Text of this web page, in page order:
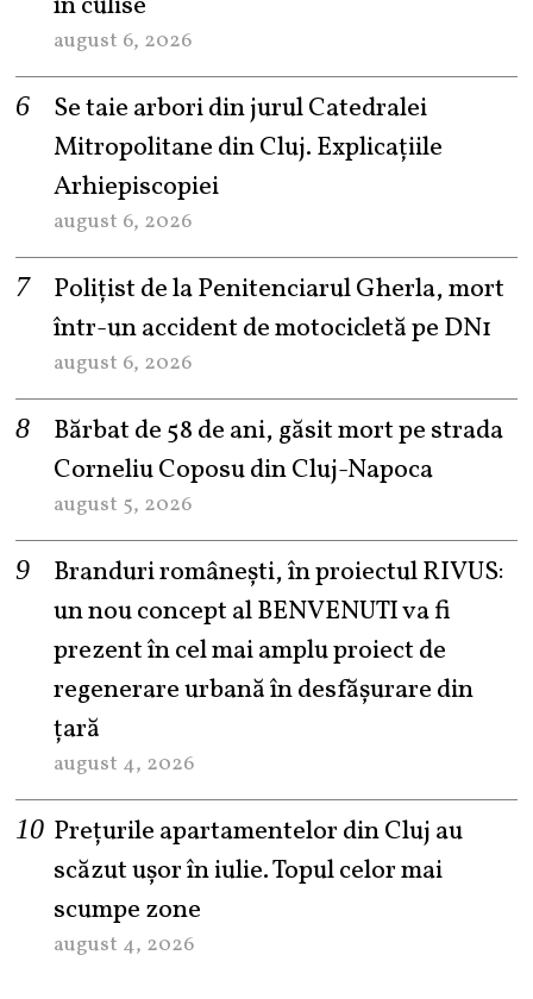
august 6, 2026
Se taie arbori din jurul Catedralei
Mitropolitane din Cluj. Explicațiile
Arhiepiscopiei
august 6, 2026
Polițist de la Penitenciarul Gherla, mort
într-un accident de motocicletă pe DN1
august 6, 2026
Bărbat de 58 de ani, găsit mort pe strada
Corneliu Coposu din Cluj-Napoca
august 5, 2026
Branduri românești, în proiectul RIVUS:
un nou concept al BENVENUTI va fi
prezent în cel mai amplu proiect de
regenerare urbană în desfășurare din
țară
august 4, 2026
Prețurile apartamentelor din Cluj au
scăzut ușor în iulie. Topul celor mai
scumpe zone
august 4, 2026